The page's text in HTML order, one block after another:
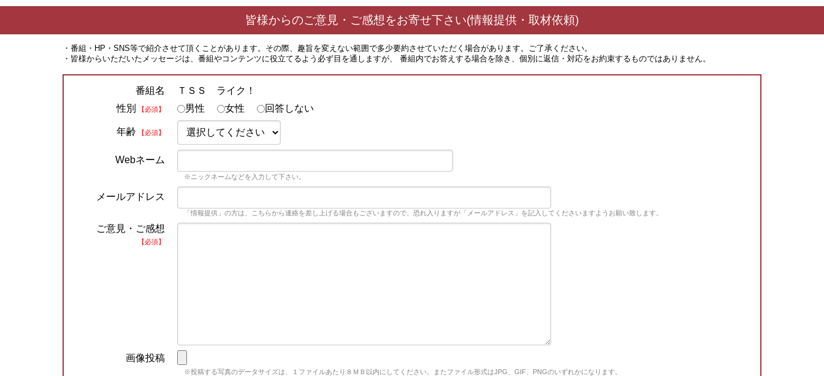
皆様からのご意見・ご感想をお寄せ下さい(情報提供・取材依頼)
・番組・HP・SNS等で紹介させて頂くことがあります。その際、趣旨を変えない範囲で多少要約させていただく場合があります。ご了承ください。
・皆様からいただいたメッセージは、番組やコンテンツに役立てるよう必ず目を通しますが、 番組内でお答えする場合を除き、個別に返信・対応をお約束するものではありません。
番組名
ＴＳＳ ライク！
性別
【必須】 男性 女性 回答しない
年齢 【必須】
Webネーム
※ニックネームなどを入力して下さい。
メールアドレス
「情報提供」の方は、こちらから連絡を差し上げる場合もございますので、恐れ入りますが「メールアドレス」を記入してくださいますようお願い致します。
ご意見・ご感想
【必須】
画像投稿
※投稿する写真のデータサイズは、１ファイルあたり８ＭＢ以内にしてください。またファイル形式はJPG、GIF、PNGのいずれかになります。